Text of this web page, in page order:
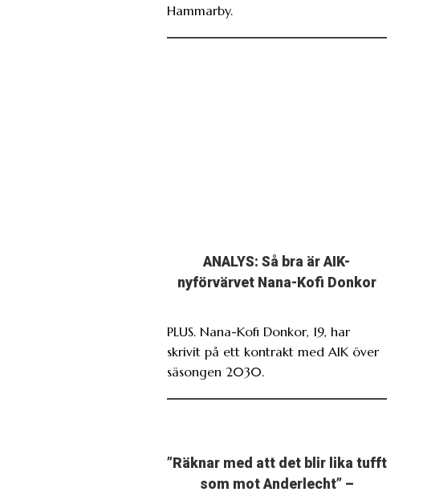
Hammarby.
ANALYS: Så bra är AIK-
nyförvärvet Nana-Kofi Donkor
PLUS. Nana-Kofi Donkor, 19, har
skrivit på ett kontrakt med AIK över
säsongen 2030.
”Räknar med att det blir lika tufft
som mot Anderlecht” –